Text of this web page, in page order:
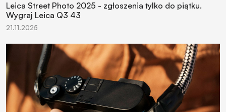
Leica Street Photo 2025 - zgłoszenia tylko do piątku.
Wygraj Leica Q3 43
21.11.2025